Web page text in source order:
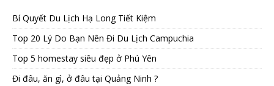
Bí Quyết Du Lịch Hạ Long Tiết Kiệm
Top 20 Lý Do Bạn Nên Đi Du Lịch Campuchia
Top 5 homestay siêu đẹp ở Phú Yên
Đi đâu, ăn gì, ở đâu tại Quảng Ninh ?